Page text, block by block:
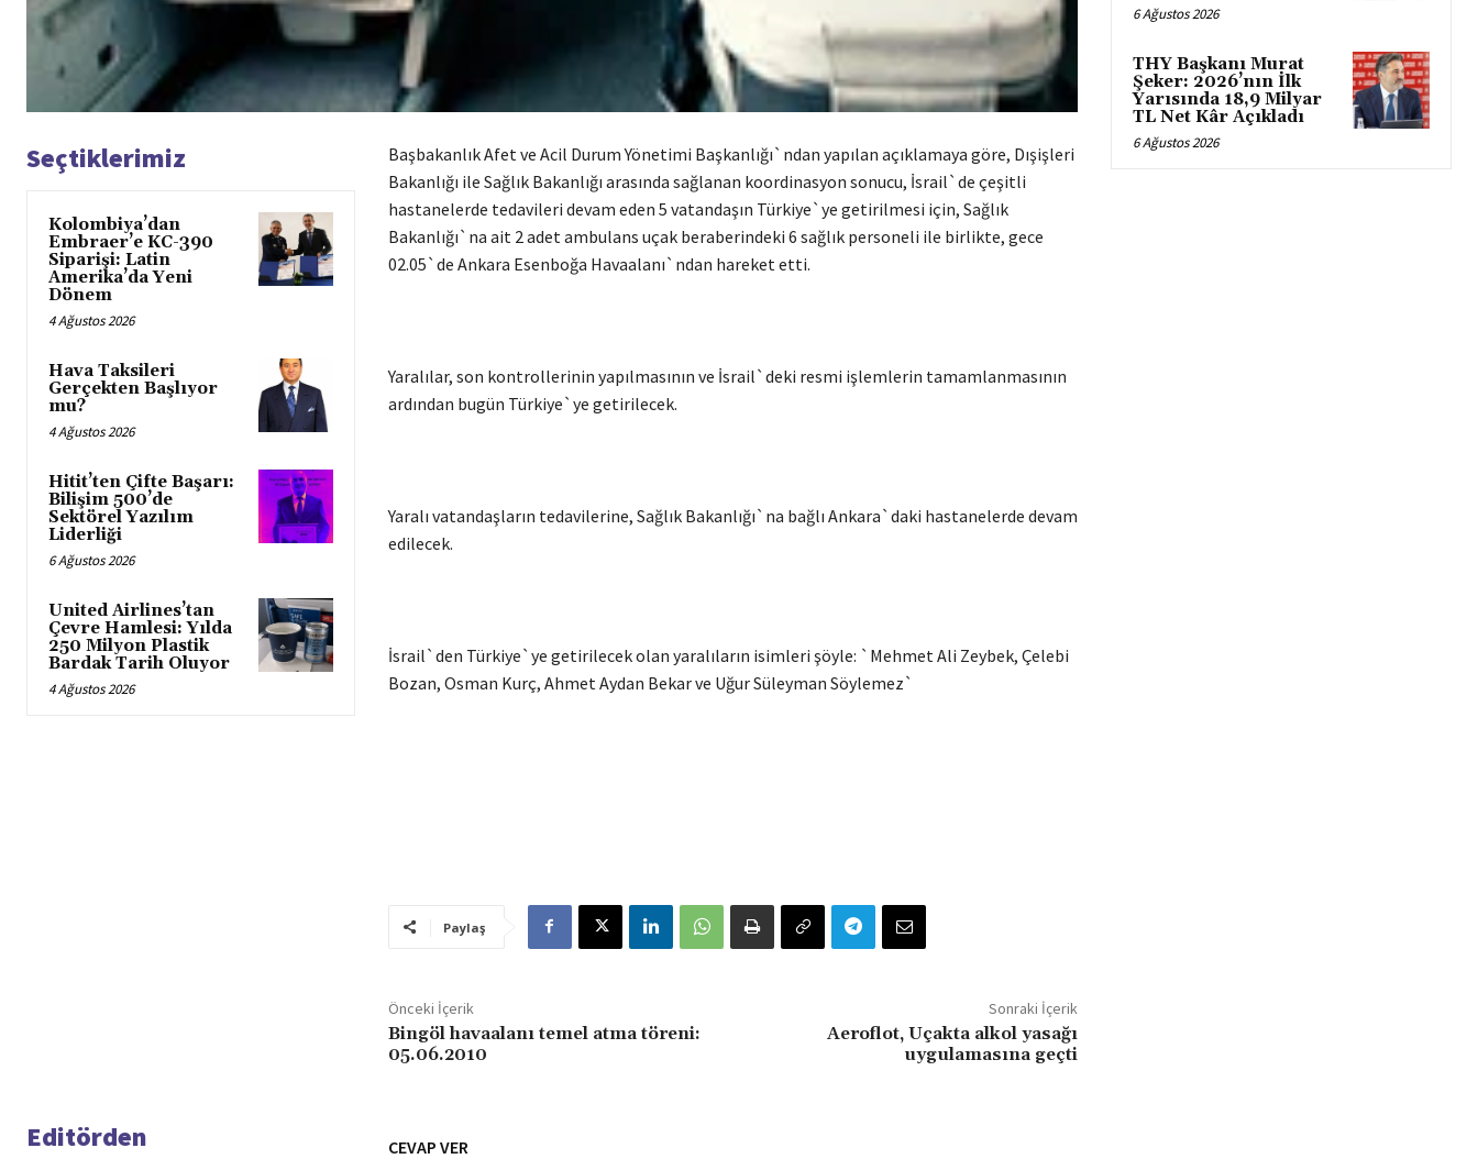
Seçtiklerimiz
Kolombiya’dan
Embraer’e KC-390
Siparişi: Latin
Amerika’da Yeni
Dönem
4 Ağustos 2026
Hava Taksileri
Gerçekten Başlıyor
mu?
4 Ağustos 2026
Hitit’ten Çifte Başarı:
Bilişim 500’de
Sektörel Yazılım
Liderliği
6 Ağustos 2026
United Airlines’tan
Çevre Hamlesi: Yılda
250 Milyon Plastik
Bardak Tarih Oluyor
4 Ağustos 2026
Başbakanlık Afet ve Acil Durum Yönetimi Başkanlığı`ndan yapılan açıklamaya göre, Dışişleri
Bakanlığı ile Sağlık Bakanlığı arasında sağlanan koordinasyon sonucu, İsrail`de çeşitli
hastanelerde tedavileri devam eden 5 vatandaşın Türkiye`ye getirilmesi için, Sağlık
Bakanlığı`na ait 2 adet ambulans uçak beraberindeki 6 sağlık personeli ile birlikte, gece
02.05`de Ankara Esenboğa Havaalanı`ndan hareket etti.
Yaralılar, son kontrollerinin yapılmasının ve İsrail`deki resmi işlemlerin tamamlanmasının
ardından bugün Türkiye`ye getirilecek.
Yaralı vatandaşların tedavilerine, Sağlık Bakanlığı`na bağlı Ankara`daki hastanelerde devam
edilecek.
İsrail`den Türkiye`ye getirilecek olan yaralıların isimleri şöyle: `Mehmet Ali Zeybek, Çelebi
Bozan, Osman Kurç, Ahmet Aydan Bekar ve Uğur Süleyman Söylemez`
Paylaş
Önceki İçerik
Bingöl havaalanı temel atma töreni:
05.06.2010
Sonraki İçerik
Aeroflot, Uçakta alkol yasağı
uygulamasına geçti
Editörden CEVAP VER
6 Ağustos 2026
THY Başkanı Murat
Şeker: 2026’nın İlk
Yarısında 18,9 Milyar
TL Net Kâr Açıkladı
6 Ağustos 2026